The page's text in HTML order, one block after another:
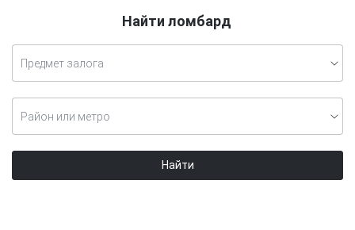
Найти ломбард
Предмет залога
Район или метро
Найти